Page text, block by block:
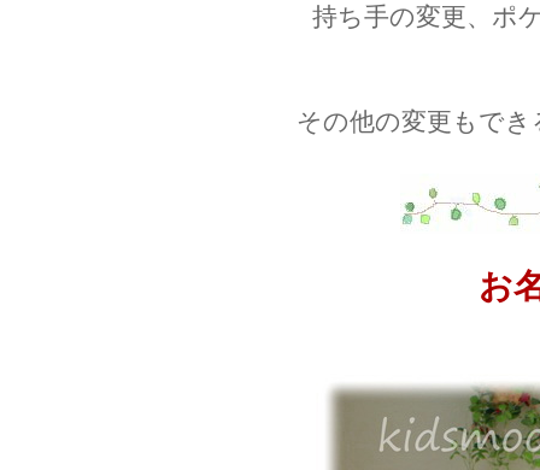
持ち手の変更、ポ
その他の変更もで
お